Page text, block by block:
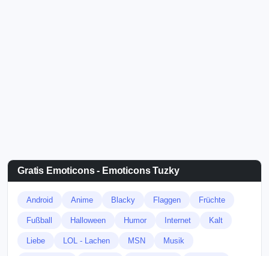
Gratis Emoticons - Emoticons Tuzky
Android Anime Blacky Flaggen Früchte
Fußball Halloween Humor Internet Kalt
Liebe LOL - Lachen MSN Musik